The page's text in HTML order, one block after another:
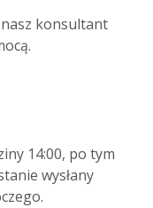
konsultant
14:00, po tym
wysłany